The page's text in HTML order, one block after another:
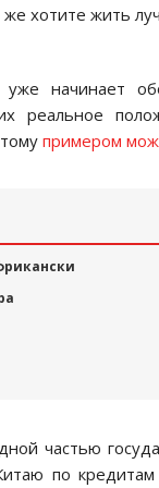
хотите жить
начинает
реальное
примером
частью
по